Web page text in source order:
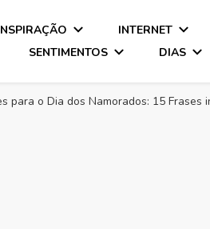
INTERNET
SENTIMENTOS DIAS
para o Dia dos Namorados: 15 Frases